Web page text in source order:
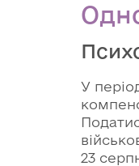
У
23